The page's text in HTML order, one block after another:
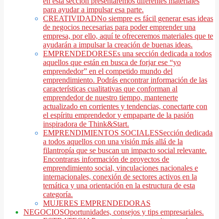
para ayudar a impulsar esa parte.
CREATIVIDADNo siempre es fácil generar esas ideas
de negocios necesarias para poder emprender una
empresa, por ello, aquí te ofreceremos materiales que te
ayudarán a impulsar la creación de buenas ideas.
EMPRENDEDORESEs una sección dedicada a todos
aquellos que están en busca de forjar ese “yo
emprendedor” en el competido mundo del
emprendimiento. Podrás encontrar información de las
características cualitativas que conforman al
emprendedor de nuestro tiempo, mantenerte
actualizado en corrientes y tendencias, conectarte con
el espíritu emprendedor y empaparte de la pasión
inspiradora de Think&Start.
EMPRENDIMIENTOS SOCIALESSección dedicada
a todos aquellos con una visión más allá de la
filantropía que se buscan un impacto social relevante.
Encontraras información de proyectos de
emprendimiento social, vinculaciones nacionales e
internacionales, conexión de sectores activos en la
temática y una orientación en la estructura de esta
categoría.
MUJERES EMPRENDEDORAS
NEGOCIOSOportunidades, consejos y tips empresariales.